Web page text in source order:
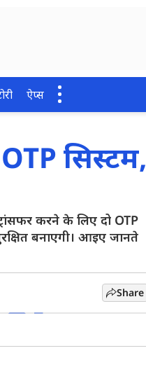
ऐप्स
सिस्टम,
करने के लिए दो OTP
बनाएगी। आइए जानते
Share